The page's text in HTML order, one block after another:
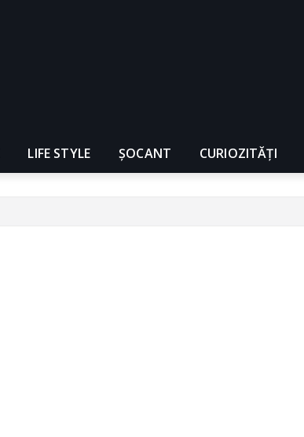
LIFE STYLE ȘOCANT CURIOZITĂȚI